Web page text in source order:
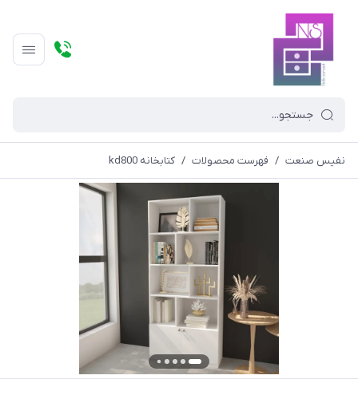
نفیس صنعت / فهرست محصولات / کتابخانه kd800